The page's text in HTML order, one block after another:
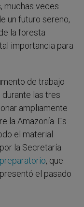
muchas veces
un futuro sereno,
la foresta
importancia para
de trabajo
las tres
ampliamente
la Amazonía. Es
el material
la Secretaría
, que
el pasado